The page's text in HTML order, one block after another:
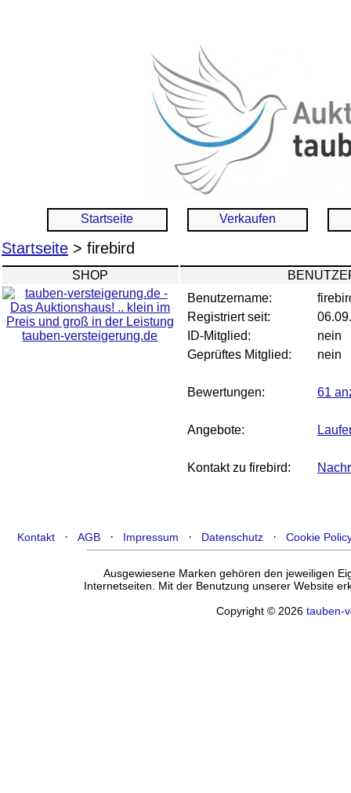
Startseite Verkaufen
Startseite > firebird
SHOP
tauben-versteigerung.de
Benutzername:
Registriert seit:
ID-Mitglied:
nein
Geprüftes Mitglied:
nein
Bewertungen: 61
Angebote:
Kontakt zu firebird:
Kontakt ·AGB · Impressum · Datenschutz ·Cookie
Ausgewiesene Marken gehören den jeweiligen
Internetseiten. Mit der Benutzung unserer Website
Copyright © 2026tauben-